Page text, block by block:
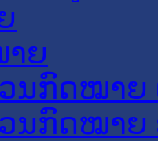
ຍ
ນກົດໝາຍ
ນກົດໝາຍ